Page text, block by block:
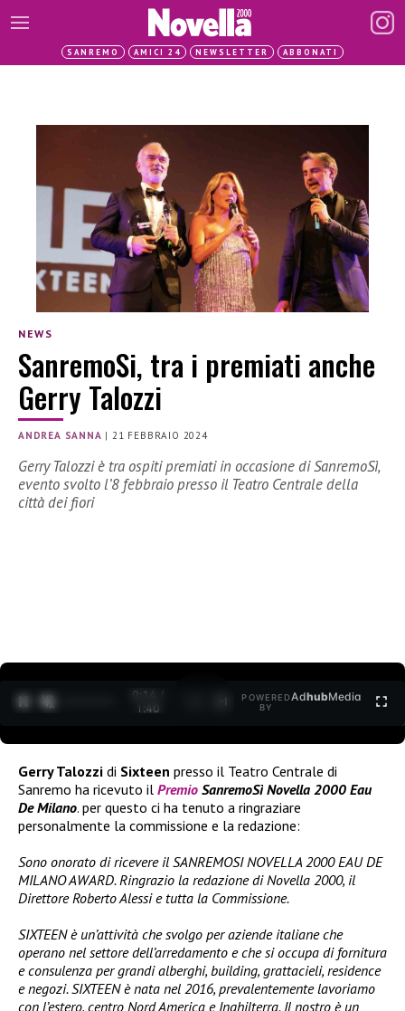
SANREMO AMICI 24 NEWSLETTER ABBONATI
NEWS
SanremoSi, tra i premiati anche
Gerry Talozzi
ANDREA SANNA |21 FEBBRAIO 2024
Gerry Talozzi è tra ospiti premiati in occasione di SanremoSì,
evento svolto l’8 febbraio presso il Teatro Centrale della
città dei fiori
0:15 /
1:40
POWERED
BY
AdhubMedia
Gerry Talozzi di Sixteen presso il Teatro Centrale di
Sanremo ha ricevuto il Premio SanremoSì Novella 2000 Eau
De Milano. per questo ci ha tenuto a ringraziare
personalmente la commissione e la redazione:
Sono onorato di ricevere il SANREMOSI NOVELLA 2000 EAU DE
MILANO AWARD. Ringrazio la redazione di Novella 2000, il
Direttore Roberto Alessi e tutta la Commissione.
SIXTEEN è un’attività che svolgo per aziende italiane che
operano nel settore dell’arredamento e che si occupa di fornitura
e consulenza per grandi alberghi, building, grattacieli, residence
e negozi. SIXTEEN è nata nel 2016, prevalentemente lavoriamo
con l’estero, centro Nord America e Inghilterra. Il nostro è un